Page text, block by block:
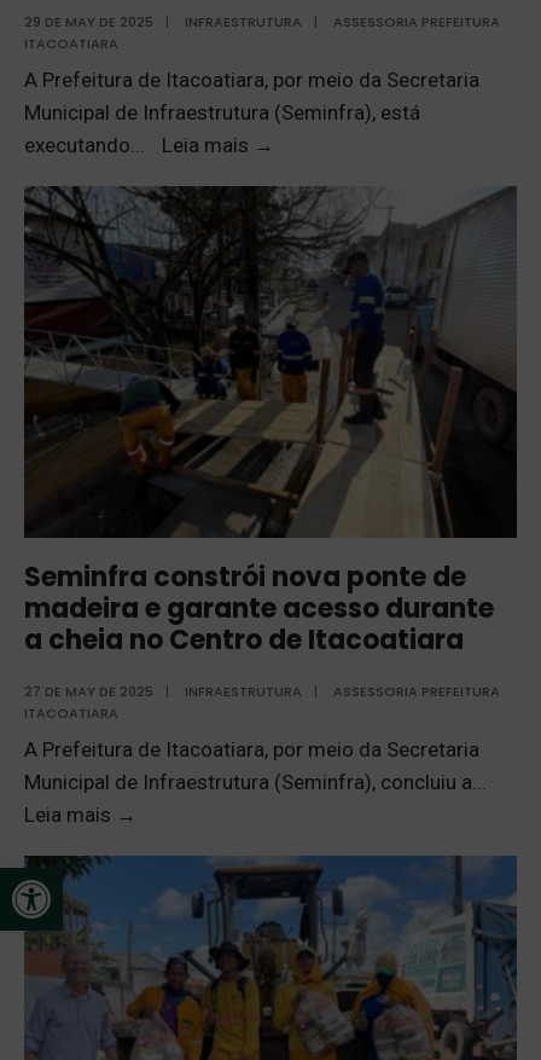
Open toolbar
29 DE MAY DE 2025 | INFRAESTRUTURA |
ASSESSORIA PREFEITURA
ITACOATIARA
A Prefeitura de Itacoatiara, por meio da Secretaria
Municipal de Infraestrutura (Seminfra), está
executando
Leia mais →
Seminfra constrói nova ponte de
madeira e garante acesso durante
a cheia no Centro de Itacoatiara
27 DE MAY DE 2025 | INFRAESTRUTURA |
ASSESSORIA PREFEITURA
ITACOATIARA
A Prefeitura de Itacoatiara, por meio da Secretaria
Municipal de Infraestrutura (Seminfra), concluiu a...
Leia mais →